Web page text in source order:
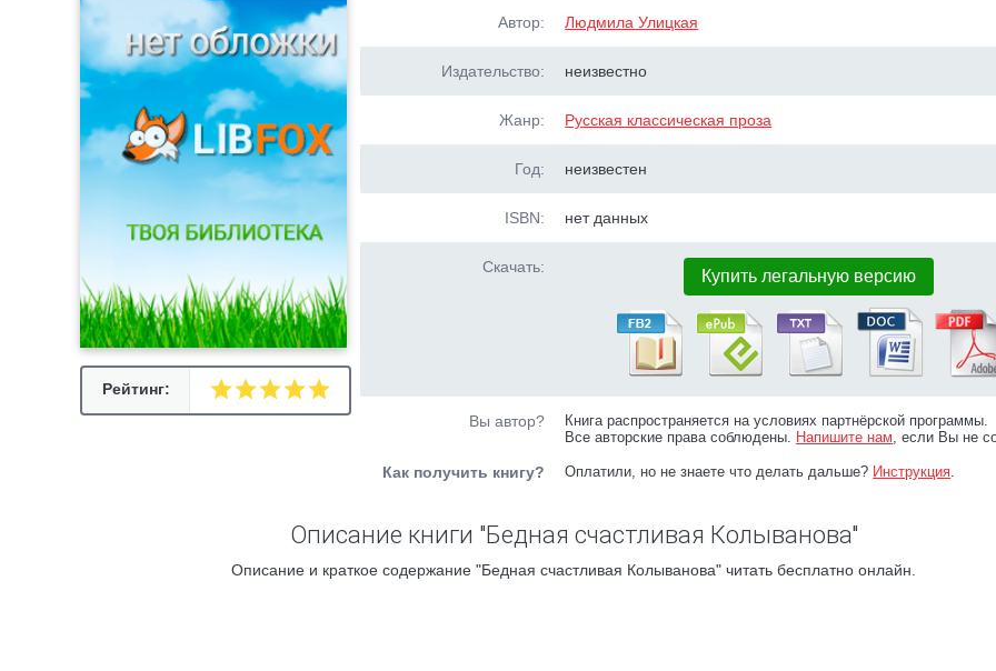
Рейтинг:
Автор: Людмила Улицкая
Издательство: неизвестно
Жанр: Русская классическая проза
Год: неизвестен
ISBN: нет данных
Скачать: Купить легальную версию
Вы автор?
Книга распространяется на условиях партнёрской программы.
Все авторские права соблюдены. Напишите нам, если Вы не
Как получить книгу? Оплатили, но не знаете что делать дальше? Инструкция.
Описание книги "Бедная счастливая Колыванова"
Описание и краткое содержание "Бедная счастливая Колыванова" читать бесплатно онлайн.